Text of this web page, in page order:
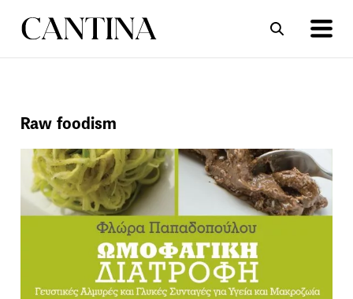
ΣΥΝΤΑΓΕΣ
Raw foodism